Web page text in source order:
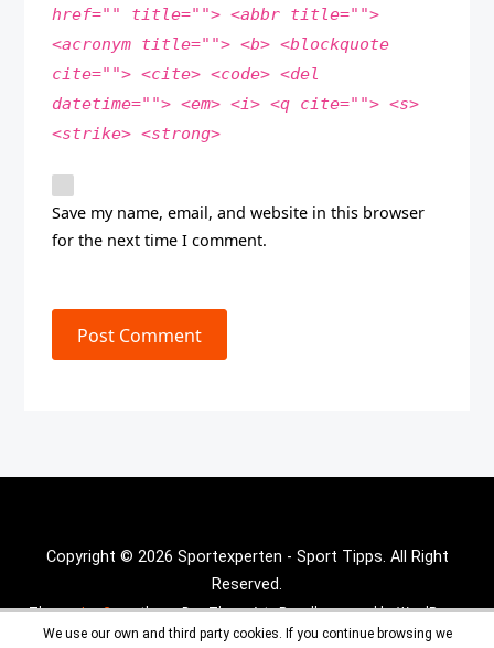
href="" title=""> <abbr title="">
<acronym title=""> <b> <blockquote
cite=""> <cite> <code> <del
datetime=""> <em> <i> <q cite=""> <s>
<strike> <strong>
Save my name, email, and website in this browser
for the next time I comment.
Post Comment
Copyright © 2026 Sportexperten - Sport Tipps. All Right
Reserved.
Theme :Inx Gametheme By aThemeArt - Proudly powered by WordPress.
We use our own and third party cookies. If you continue browsing we